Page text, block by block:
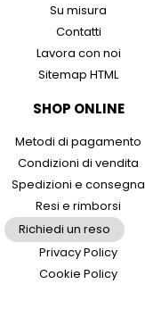
Su misura
Contatti
Lavora con noi
Sitemap HTML
SHOP ONLINE
Metodi di pagamento
Condizioni di vendita
Spedizioni e consegna
Resi e rimborsi
Richiedi un reso
Privacy Policy
Cookie Policy